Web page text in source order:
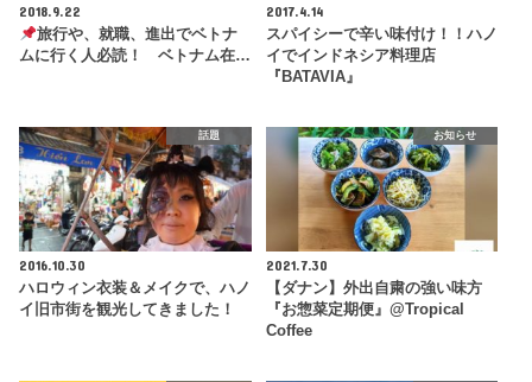
2018.9.22
旅行や、就職、進出でベトナ
ムに行く人必読！ ベトナム在…
2017.4.14
スパイシーで辛い味付け！！ハノ
イでインドネシア料理店
『BATAVIA』
話題
2016.10.30
ハロウィン衣装＆メイクで、ハノ
イ旧市街を観光してきました！
お知らせ
2021.7.30
【ダナン】外出自粛の強い味方
『お惣菜定期便』@Tropical
Coffee